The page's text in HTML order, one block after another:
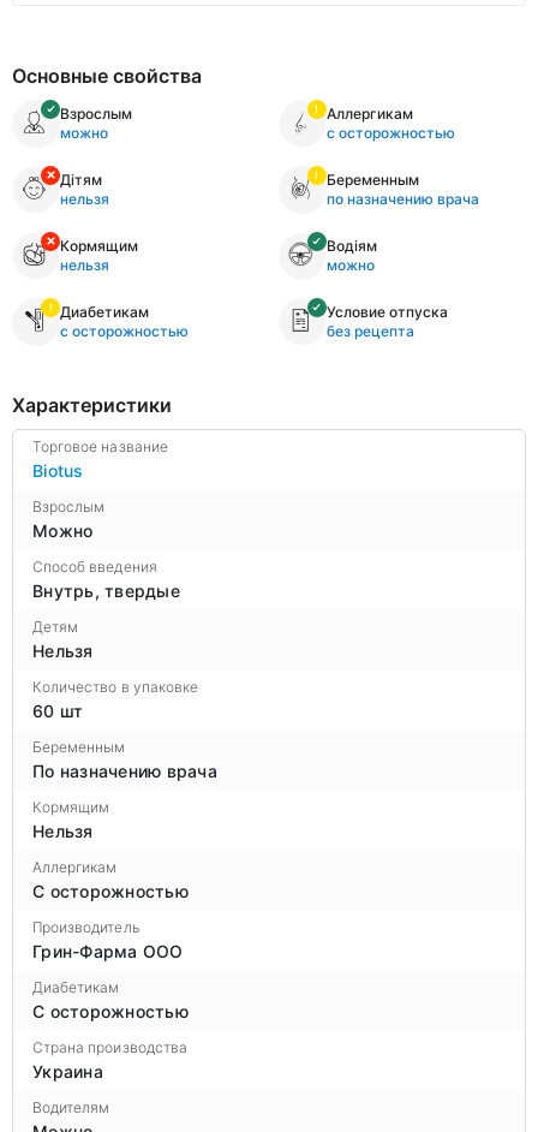
Основные свойства
Взрослым
можно
Аллергикам
с осторожностью
Дітям
нельзя
Беременным
по назначению врача
Кормящим
нельзя
Водіям
можно
Диабетикам
с осторожностью
Условие отпуска
без рецепта
Характеристики
Торговое название
Biotus
Взрослым
Можно
Способ введения
Внутрь, твердые
Детям
Нельзя
Количество в упаковке
60 шт
Беременным
По назначению врача
Кормящим
Нельзя
Аллергикам
С осторожностью
Производитель
Грин-Фарма ООО
Диабетикам
С осторожностью
Страна производства
Украина
Водителям